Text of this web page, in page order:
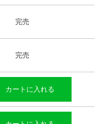
完売
完売
カートに入れる